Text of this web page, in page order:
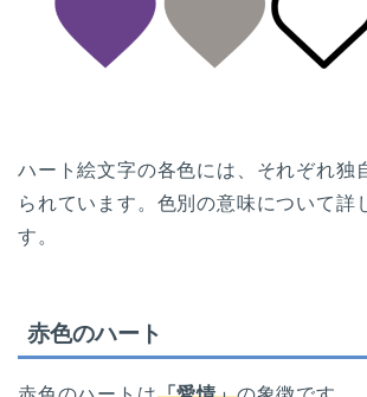
ハート絵文字の各色には、それぞれ独
られています。色別の意味について詳
す。
赤色のハート